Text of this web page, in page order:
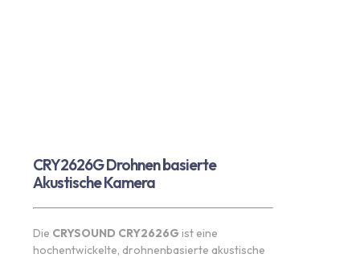
CRY2626G Drohnen basierte
Akustische Kamera
Die CRYSOUND CRY2626G ist eine
hochentwickelte, drohnenbasierte akustische